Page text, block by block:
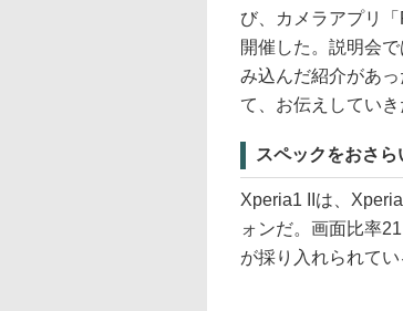
び、カメラアプリ
開催した。説明会
み込んだ紹介があ
て、お伝えしていき
スペックをおさら
Xperia1 IIは、
ォンだ。画面比率
が採り入れられてい